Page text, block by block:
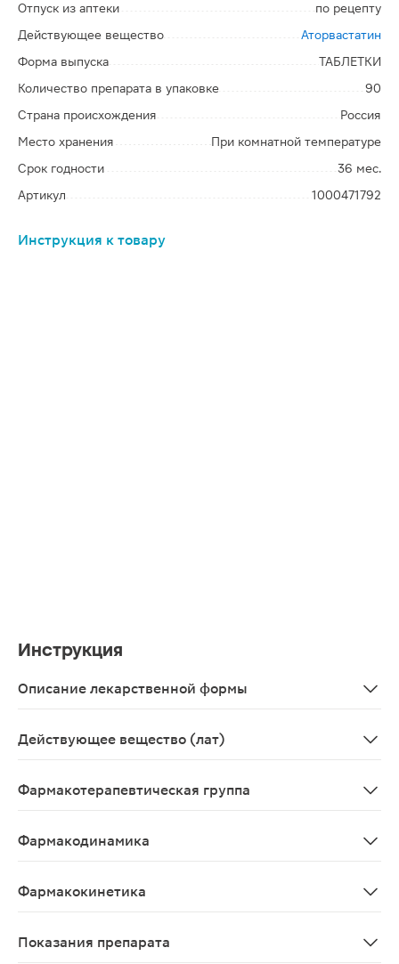
Отпуск из аптеки
по рецепту
Действующее вещество
Аторвастатин
Форма выпуска
ТАБЛЕТКИ
Количество препарата в упаковке
90
Страна происхождения
Россия
Место хранения
При комнатной температуре
Срок годности
36 мес.
Артикул
1000471792
Инструкция к товару
Инструкция
Описание лекарственной формы
Действующее вещество (лат)
Фармакотерапевтическая группа
Фармакодинамика
Фармакокинетика
Показания препарата